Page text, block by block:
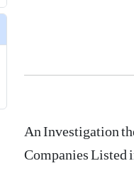
An Investigation
Companies Listed